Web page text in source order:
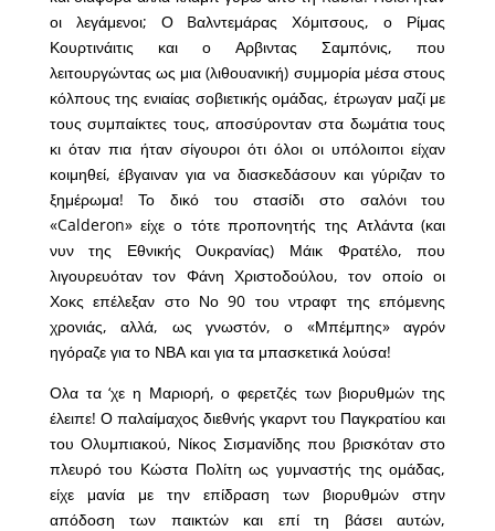
οι λεγάμενοι; Ο Bαλντεμάρας Χόμιτσους, ο Ρίμας
Κουρτινάιτις και ο Αρβιντας Σαμπόνις, που
λειτουργώντας ως μια (λιθουανική) συμμορία μέσα στους
κόλπους της ενιαίας σοβιετικής ομάδας, έτρωγαν μαζί με
τους συμπαίκτες τους, αποσύρονταν στα δωμάτια τους
κι όταν πια ήταν σίγουροι ότι όλοι οι υπόλοιποι είχαν
κοιμηθεί, έβγαιναν για να διασκεδάσουν και γύριζαν το
ξημέρωμα! Το δικό του στασίδι στο σαλόνι του
«Calderon» είχε ο τότε προπονητής της Ατλάντα (και
νυν της Εθνικής Ουκρανίας) Μάικ Φρατέλο, που
λιγουρευόταν τον Φάνη Χριστοδούλου, τον οποίο οι
Χοκς επέλεξαν στο Νο 90 του ντραφτ της επόμενης
χρονιάς, αλλά, ως γνωστόν, ο «Μπέμπης» αγρόν
ηγόραζε για το ΝΒΑ και για τα μπασκετικά λούσα!
Ολα τα ‘χε η Μαριορή, ο φερετζές των βιορυθμών της
έλειπε! Ο παλαίμαχος διεθνής γκαρντ του Παγκρατίου και
του Ολυμπιακού, Νίκος Σισμανίδης που βρισκόταν στο
πλευρό του Κώστα Πολίτη ως γυμναστής της ομάδας,
είχε μανία με την επίδραση των βιορυθμών στην
απόδοση των παικτών και επί τη βάσει αυτών,